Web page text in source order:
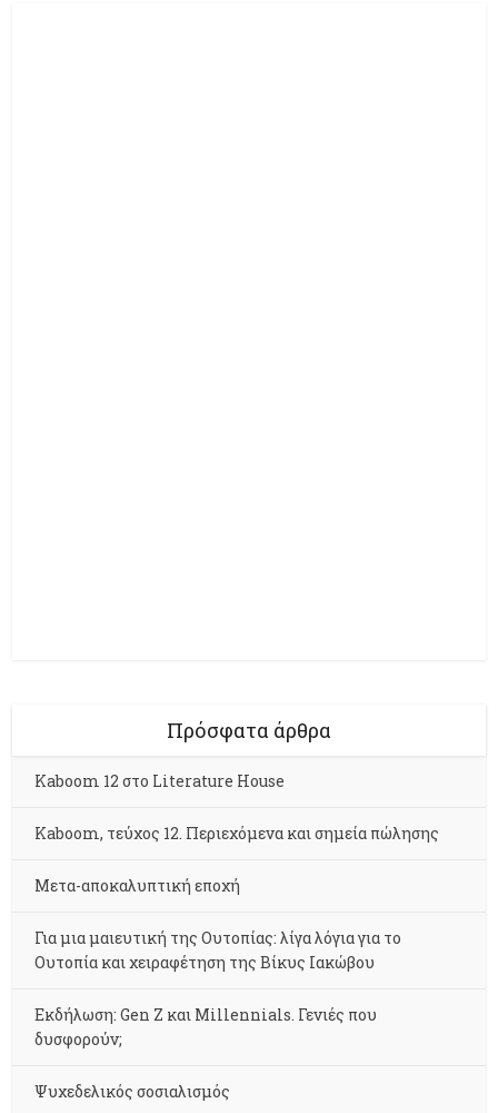
Πρόσφατα άρθρα
Kaboom 12 στο Literature House
Kaboom, τεύχος 12. Περιεχόμενα και σημεία πώλησης
Μετα-αποκαλυπτική εποχή
Για μια μαιευτική της Ουτοπίας: λίγα λόγια για το
Ουτοπία και χειραφέτηση της Βίκυς Ιακώβου
Εκδήλωση: Gen Z και Millennials. Γενιές που
δυσφορούν;
Ψυχεδελικός σοσιαλισμός